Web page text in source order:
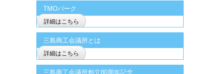
TMOパーク
詳細はこちら
三島商工会議所とは
詳細はこちら
三島商工会議所創立80周年記念